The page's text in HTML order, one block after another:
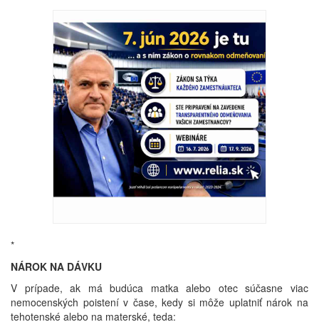
*
NÁROK NA DÁVKU
V prípade, ak má budúca matka alebo otec súčasne viac
nemocenských poistení v čase, kedy si môže uplatniť nárok na
tehotenské alebo na materské, teda: